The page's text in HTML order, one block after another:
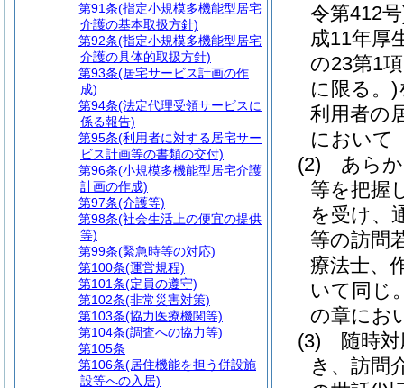
令第412
成11年厚
の23第1
に限る。)
利用者の
において
(2)
あら
等を把握
を受け、
等の訪問
療法士、
いて同じ
の章にお
(3)
随時
き、訪問
第91条(指定小規模多機能型居宅
介護の基本取扱方針)
第92条(指定小規模多機能型居宅
介護の具体的取扱方針)
第93条(居宅サービス計画の作
成)
第94条(法定代理受領サービスに
係る報告)
第95条(利用者に対する居宅サー
ビス計画等の書類の交付)
第96条(小規模多機能型居宅介護
計画の作成)
第97条(介護等)
第98条(社会生活上の便宜の提供
等)
第99条(緊急時等の対応)
第100条(運営規程)
第101条(定員の遵守)
第102条(非常災害対策)
第103条(協力医療機関等)
第104条(調査への協力等)
第105条
第106条(居住機能を担う併設施
設等への入居)